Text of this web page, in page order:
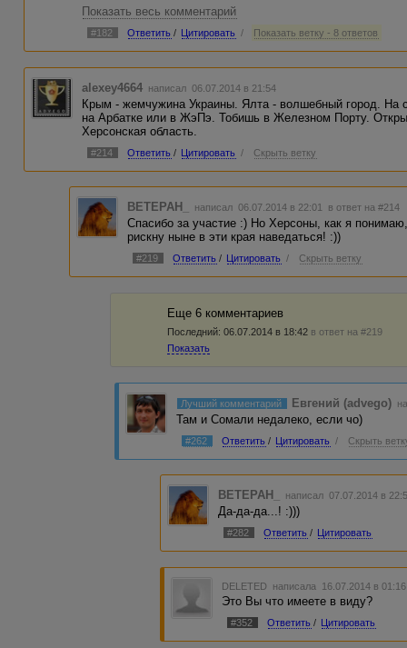
Дерменджи, там есть конные прогулки, но мы пешком
передать! И еще - в последний раз я очень долго ждала
пришел, такой как из детства - пришлось несколько
Мне тоже захотелось :)))
Показать весь комментарий
#182 Ответить / Цитировать / Показать ветку - 8 ответов
alexey4664 написал 06.07.2014 в 21:54
Крым - жемчужина Украины. Ялта - волшебный город. На
на Арбатке или в ЖэПэ. Тобишь в Железном Порту.
Херсонская область.
#214 Ответить / Цитировать / Скрыть ветку
BETEPAH_ написал 06.07.2014 в 22:01 в ответ на #214
Спасибо за участие :) Но Херсоны, как я
рискну ныне в эти края наведаться! :))
#219 Ответить / Цитировать / Скрыть ветку
Еще 6 комментариев
Последний: 06.07.2014 в 18:42 в ответ на #219
Показать
Лучший комментарий Евгений (advego)
Там и Сомали недалеко, если чо)
#262 Ответить / Цитировать / Скрыть
BETEPAH_ написал 07.07.2014 в
Да-да-да...! :)))
#282 Ответить / Цитировать
DELETED написала 16.07.2014 в
Это Вы что имеете в виду?
#352 Ответить / Цитировать